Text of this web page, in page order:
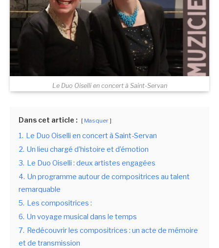
Le Duo Oiselli en concert à Saint-Servan
Dans cet article : Masquer
1. Le Duo Oiselli en concert à Saint-Servan
2. Un lieu chargé d’histoire et d’émotion
3. Le Duo Oiselli : deux artistes engagées
4. Un programme autour de compositrices au talent
remarquable
5. Les compositrices :
6. Un voyage musical dans le temps
7. Redécouvrir les compositrices : un acte de mémoire
et de transmission